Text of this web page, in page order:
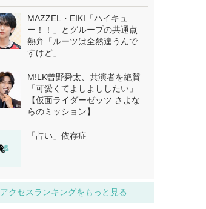
MAZZEL・EIKI「ハイキュ
ー！！」とグループの共通点
熱弁「ルーツは全然違うんで
すけど」
M!LK曽野舜太、共演者を絶賛
「可愛くてよしよししたい」
【仮面ライダーゼッツ さよな
らのミッション】
「占い」依存症
アクセスランキングをもっと見る